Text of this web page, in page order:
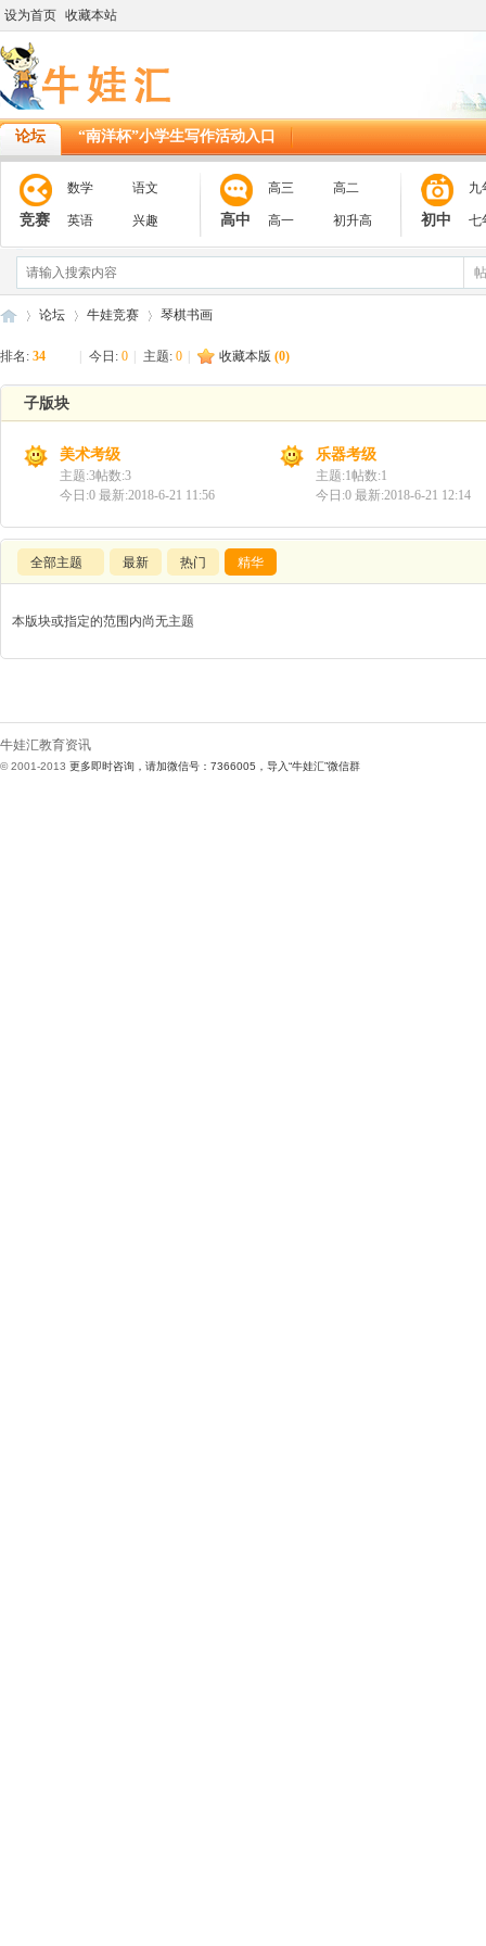
设为首页 收藏本站
论坛 “南洋杯”小学生写作活动入口
竞赛
数学 语文
英语 兴趣 高中
高三 高二
高一 初升高 初中
九
七
论坛
›
牛娃竞赛 琴棋书画
排名: 34 今日: 0 主题: 0 收藏本版 (0)
子版块
美术考级
主题:3帖数:3
今日:0 最新:2018-6-21 11:56
乐器考级
主题:1帖数:1
今日:0 最新:2018-6-21 12:14
全部主题 最新 热门 精华
本版块或指定的范围内尚无主题
牛娃汇教育资讯
© 2001-2013 更多即时咨询，请加微信号：7366005，导入“牛娃汇”微信群